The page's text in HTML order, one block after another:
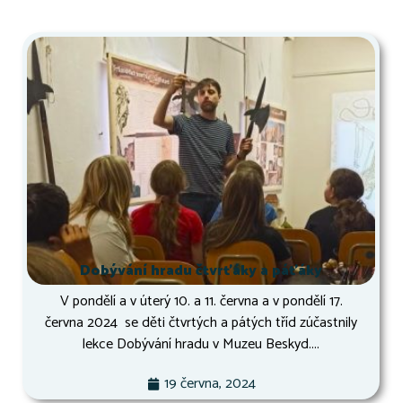
Dobývání hradu čtvrťáky a páťáky
V pondělí a v úterý 10. a 11. června a v pondělí 17.
června 2024 se děti čtvrtých a pátých tříd zúčastnily
lekce Dobývání hradu v Muzeu Beskyd....
19 června, 2024